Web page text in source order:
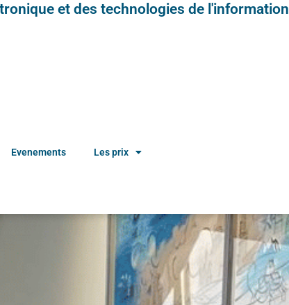
et des technologies de
Evenements Les prix